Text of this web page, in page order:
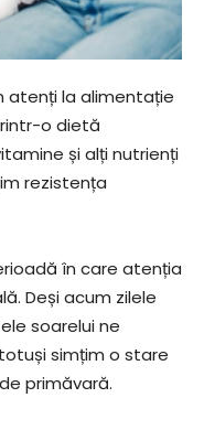
atenți la alimentație
o dietă
și alți nutrienți
rezistența
în care atenția
Deși acum zilele
soarelui ne
simțim o stare
primăvară.